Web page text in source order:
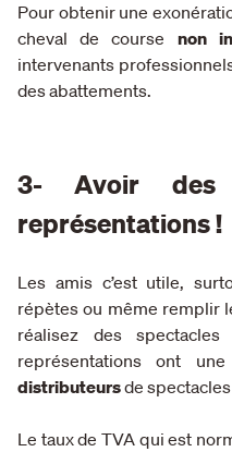
Pour obtenir une
cheval de course non
intervenants
des abattements.
3- Avoir des
représentations !
Les amis c’est utile,
répètes ou même remplir
réalisez des
représentations ont
distributeursde
Le taux de TVA qui est